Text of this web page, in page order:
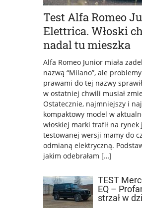
Test Alfa Romeo
Elettrica. Włoski
nadal tu mieszka
Alfa Romeo Junior miała
nazwą “Milano”, ale
prawami do tej nazwy
w ostatniej chwili musiał
Ostatecznie, najmniejszy i
kompaktowy model w
włoskiej marki trafił na
testowanej wersji mamy do
odmianą elektryczną.
jakim odebrałam […]
TEST
EQ –
strzał w